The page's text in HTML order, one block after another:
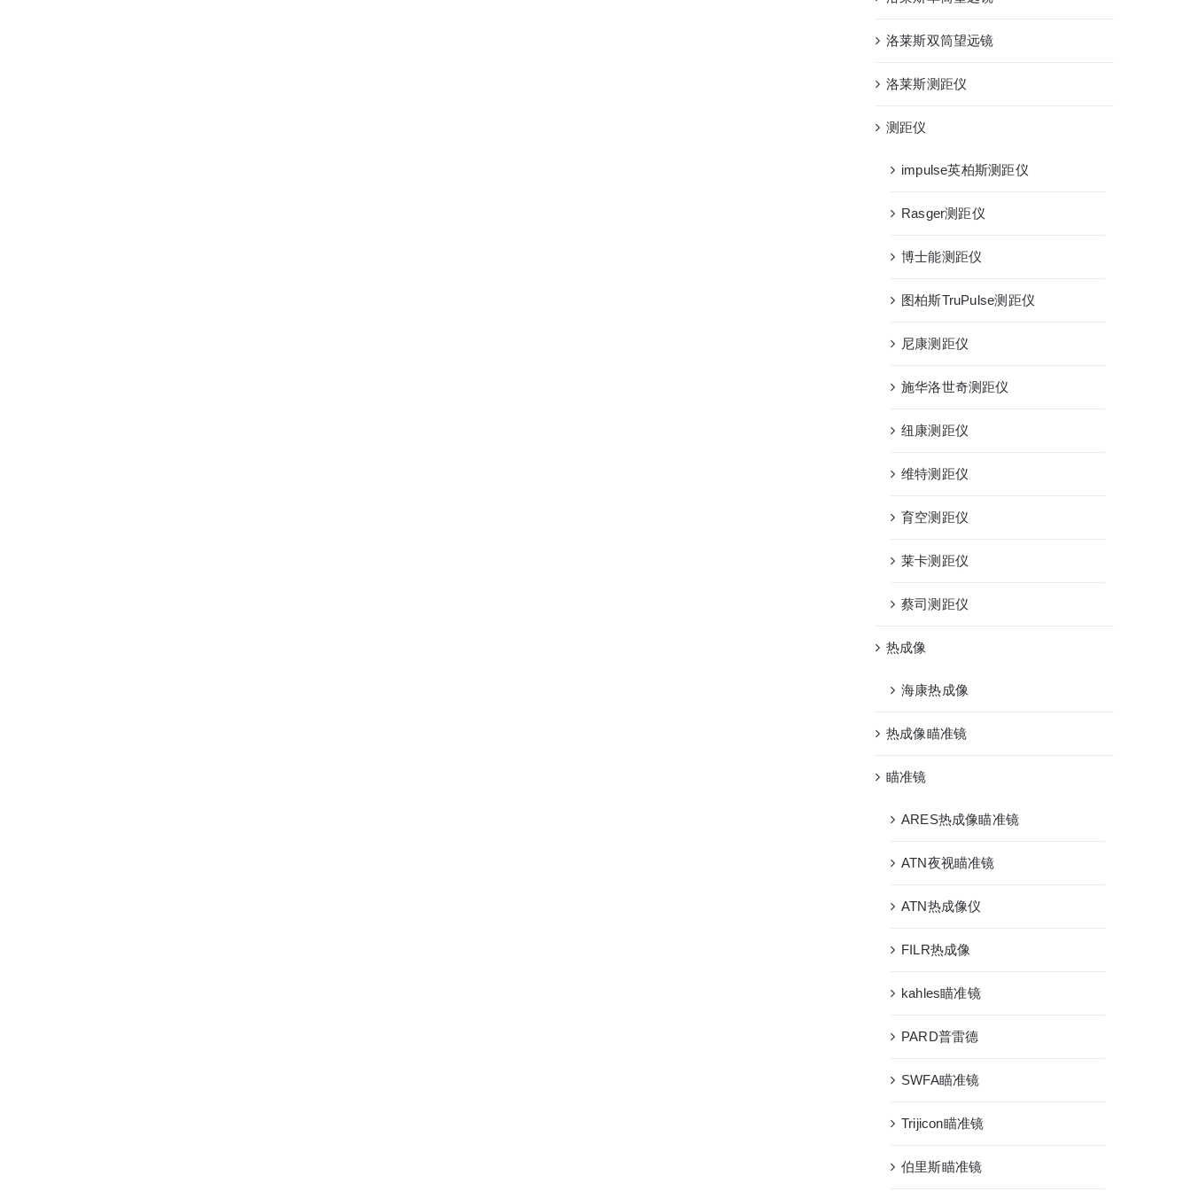
洛莱斯双筒望远镜
洛莱斯测距仪
测距仪
impulse英柏斯测距仪
Rasger测距仪
博士能测距仪
图柏斯TruPulse测距仪
尼康测距仪
施华洛世奇测距仪
纽康测距仪
维特测距仪
育空测距仪
莱卡测距仪
蔡司测距仪
热成像
海康热成像
热成像瞄准镜
瞄准镜
ARES热成像瞄准镜
ATN夜视瞄准镜
ATN热成像仪
FILR热成像
kahles瞄准镜
PARD普雷德
SWFA瞄准镜
Trijicon瞄准镜
伯里斯瞄准镜